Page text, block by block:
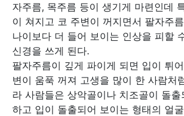
자주름, 목주름 등이 생기게 마련인데
이 쳐지고 코 주변이 꺼지면서 팔자주
나이보다 더 들어 보이는 인상을 피할
신경을 쓰게 된다.
팔자주름이 깊게 파이게 되면 입이 튀
변이 움푹 꺼져 고생을 많이 한 사람처
라 사람들은 상악골이나 치조골이 돌
하고 입이 돌출되어 보이는 형태의 얼